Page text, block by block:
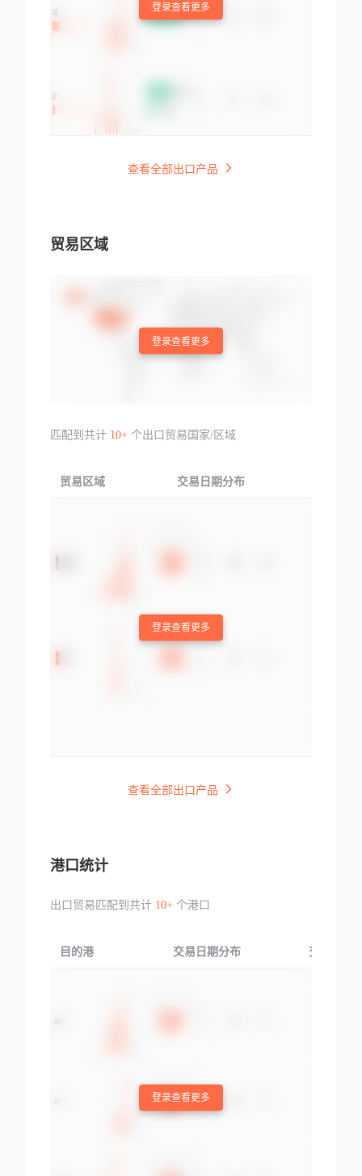
登录查看更多
查看全部出口产品
贸易区域
登录查看更多
匹配到共计 10+个出口贸易国家/区域
贸易区域 交易日期分布
登录查看更多
查看全部出口产品
港口统计
出口贸易匹配到共计 10+个港口
目的港 交易日期分布 交易产品
登录查看更多